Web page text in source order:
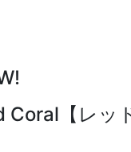
Coral【レッ